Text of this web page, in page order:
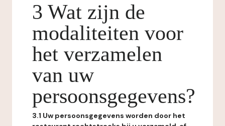
3 Wat zijn de
modaliteiten voor
het verzamelen
van uw
persoonsgegevens?
3.1 Uw persoonsgegevens worden door het